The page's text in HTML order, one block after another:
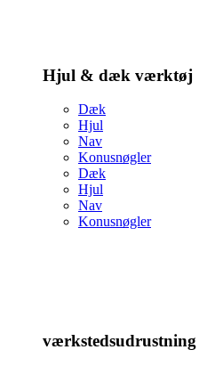
Hjul & dæk værktøj
Dæk
Hjul
Nav
Konusnøgler
Dæk
Hjul
Nav
Konusnøgler
værkstedsudrustning